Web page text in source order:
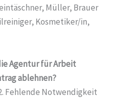
Müller, Brauer
Kosmetiker/in,
Agentur für Arbeit
ablehnen?
Fehlende Notwendigkeit